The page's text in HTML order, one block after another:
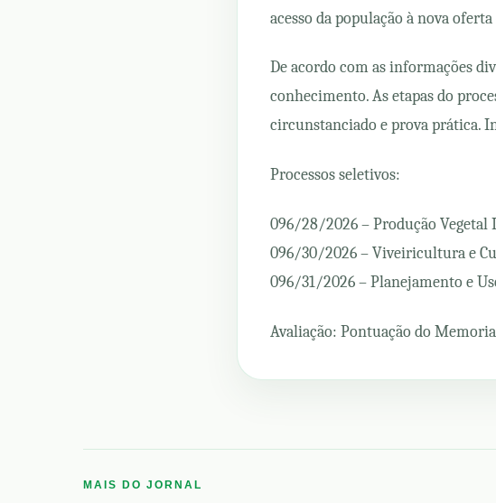
acesso da população à nova
De acordo com as informações
conhecimento. As etapas do
circunstanciado e prova prática.
Processos seletivos:
096/28/2026 – Produção Vegetal I
096/30/2026 – Viveiricultura e
096/31/2026 – Planejamento e
Avaliação: Pontuação do
MAIS DO JORNAL